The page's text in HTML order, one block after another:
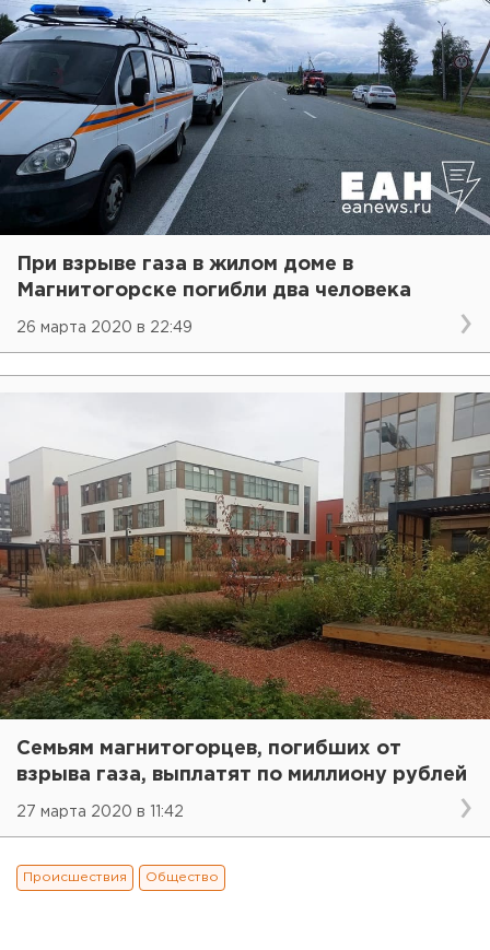
При взрыве газа в жилом доме в
Магнитогорске погибли два человека
26 марта 2020 в 22:49
Семьям магнитогорцев, погибших от
взрыва газа, выплатят по миллиону рублей
27 марта 2020 в 11:42
Происшествия Общество